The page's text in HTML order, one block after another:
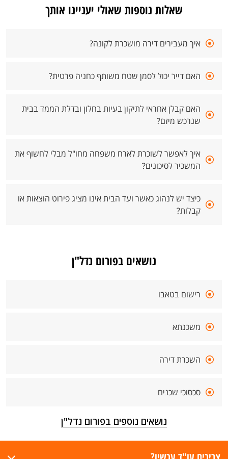
שאלות נוספות שאולי יעניינו אותך
איך מעבירים דירה מושכרת לקונה?
האם דייר יכול לסמן שטח משותף כחניה פרטית?
האם קבלן אחראי לתיקון בעיות בחלון ובדלת הממד בבית
שנרכש מיזם?
איך לאפשר לשוכרת לארח משפחה מחו"ל מבלי לחשוף את
המשכיר לסיכונים?
כיצד יש לנהוג כאשר ועד הבית אינו מציג פירוט הוצאות או
קבלות?
נושאים בפורום נדל"ן
רישום בטאבו
משכנתא
השכרת דירה
סכסוכי שכנים
נושאים נוספים בפורום נדל"ן